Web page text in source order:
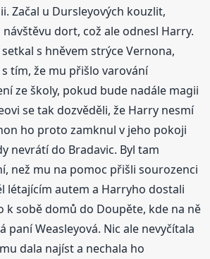
Začal u Dursleyových kouzlit,
dort, což ale odnesl Harry.
s hněvem strýce Vernona,
tím, že mu přišlo varování
ze školy, pokud bude nadále magii
se tak dozvěděli, že Harry nesmí
ho proto zamknul v jeho pokoji
nevrátí do Bradavic. Byl tam
než mu na pomoc přišli sourozenci
létajícím autem a Harryho dostali
k sobě domů do Doupěte, kde na ně
paní Weasleyová. Nic ale nevyčítala
dala najíst a nechala ho